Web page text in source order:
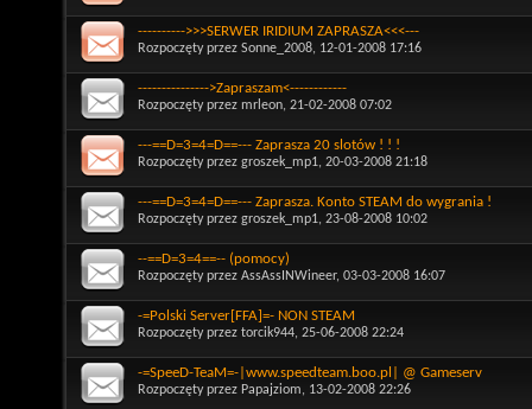
---------->>>SERWER IRIDIUM ZAPRASZA<<<---
Rozpoczęty przez Sonne_2008, 12-01-2008 17:16
--------------->Zapraszam<------------
Rozpoczęty przez mrleon, 21-02-2008 07:02
---==D=3=4=D==--- Zaprasza 20 slotów ! ! !
Rozpoczęty przez groszek_mp1, 20-03-2008 21:18
---==D=3=4=D==--- Zaprasza. Konto STEAM do wygrania !
Rozpoczęty przez groszek_mp1, 23-08-2008 10:02
--==D=3=4==-- (pomocy)
Rozpoczęty przez AssAssINWineer, 03-03-2008 16:07
-=Polski Server[FFA]=- NON STEAM
Rozpoczęty przez torcik944, 25-06-2008 22:24
-=SpeeD-TeaM=-|www.speedteam.boo.pl| @ Gameserv
Rozpoczęty przez Papajziom, 13-02-2008 22:26